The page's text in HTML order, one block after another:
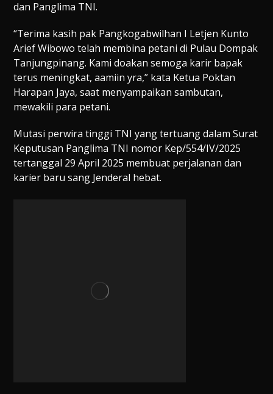
dan Panglima TNI.
“Terima kasih pak Pangkogabwilhan I Letjen Kunto
Arief Wibowo telah membina petani di Pulau Dompak
Tanjungpinang. Kami doakan semoga karir bapak
terus meningkat, aamiin yra,” kata Ketua Poktan
Harapan Jaya, saat menyampaikan sambutan,
mewakili para petani.
Mutasi perwira tinggi TNI yang tertuang dalam Surat
Keputusan Panglima TNI nomor Kep/554/IV/2025
tertanggal 29 April 2025 membuat perjalanan dan
karier baru sang Jenderal hebat.